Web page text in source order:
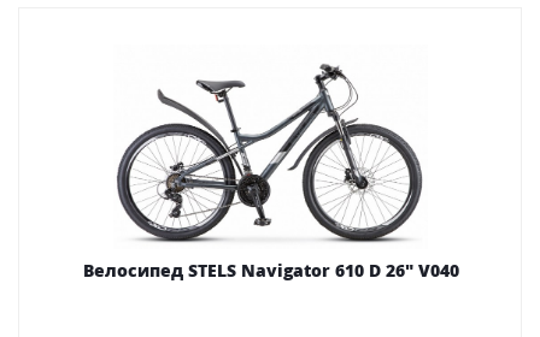
Велосипед STELS Navigator 610 D 26" V040